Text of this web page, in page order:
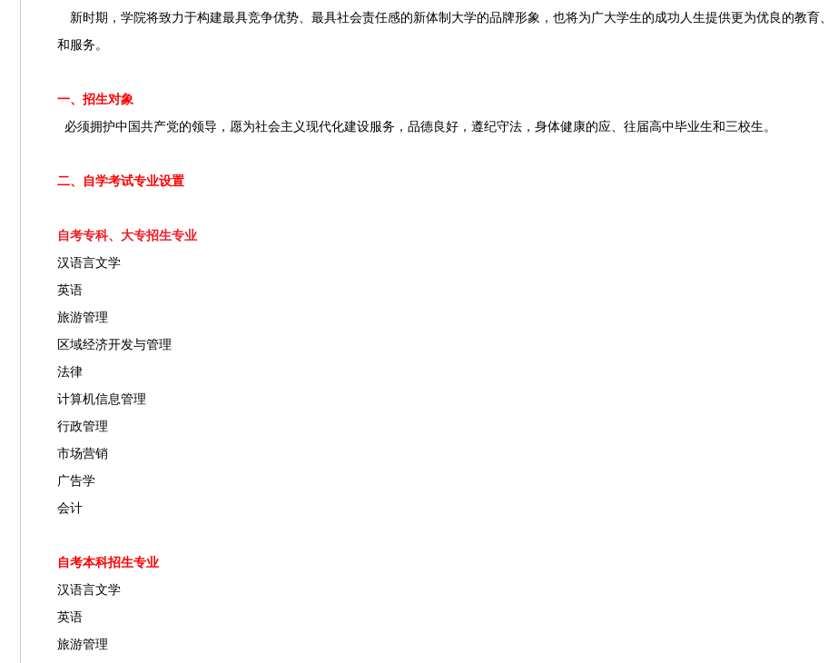
新时期，学院将致力于构建最具竞争优势、最具社会责任感的新体制大学的品牌形象，也将为广大学生的成功人生提供更为优良的教育
和服务。
一、 招生对象
必须拥护中国共产党的领导，愿为社会主义现代化建设服务，品德良好，遵纪守法，身体健康的应、往届高中毕业生和三校生。
二、自学考试专业设置
自考专科、大专招生专业
汉语言文学
英语
旅游管理
区域经济开发与管理
法律
计算机信息管理
行政管理
市场营销
广告学
会计
自考本科招生专业
汉语言文学
英语
旅游管理